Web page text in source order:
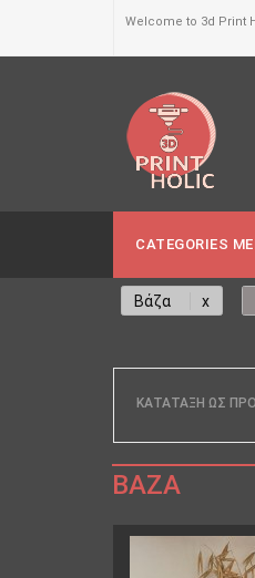
Welcome to 3d Print
CATEGORIES
Βάζα
ΚΑΤΆΤΑΞΗ ΩΣ
ΒΆΖΑ